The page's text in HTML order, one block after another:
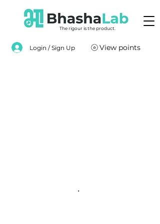
The rigour is the product.
Login / Sign Up View points
.